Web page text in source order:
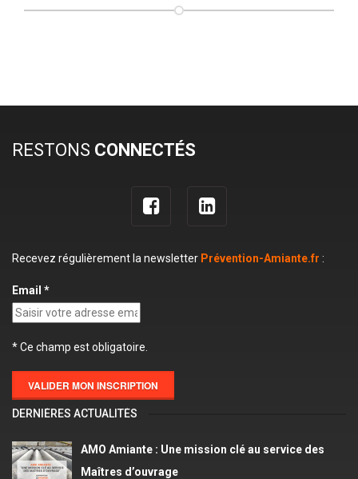
RESTONS CONNECTÉS
Recevez régulièrement la newsletter Prévention-Amiante.fr :
Email *
* Ce champ est obligatoire.
DERNIÈRES ACTUALITÉS
AMO Amiante : Une mission clé au service des
Maîtres d’ouvrage